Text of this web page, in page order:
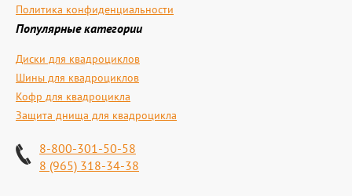
Политика конфиденциальности
Популярные категории
Диски для квадроциклов
Шины для квадроциклов
Кофр для квадроцикла
Защита днища для квадроцикла
8-800-301-50-58
8 (965) 318-34-38